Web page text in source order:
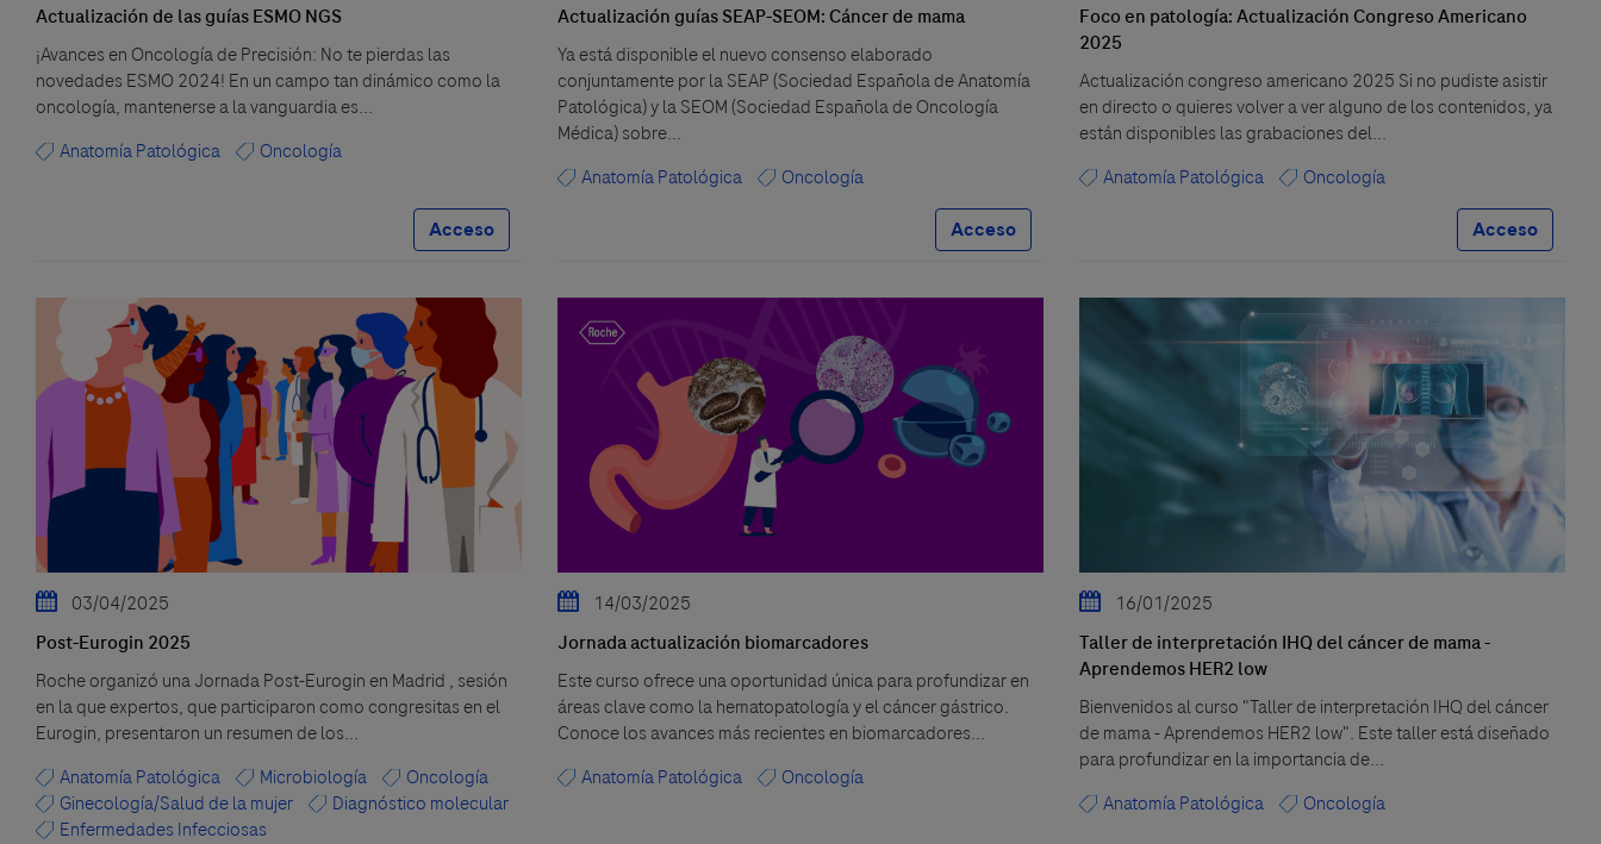
Actualización de las guías ESMO NGS
¡Avances en Oncología de Precisión: No te pierdas las
novedades ESMO 2024! En un campo tan dinámico como la
oncología, mantenerse a la vanguardia es...
Anatomía Patológica
Oncología
Acceso
Actualización guías SEAP-SEOM: Cáncer de mama
Ya está disponible el nuevo consenso elaborado
conjuntamente por la SEAP (Sociedad Española de Anatomía
Patológica) y la SEOM (Sociedad Española de Oncología
Médica) sobre...
Anatomía Patológica
Oncología
Acceso
Foco en patología: Actualización Congreso Americano
2025
Actualización congreso americano 2025 Si no pudiste asistir
en directo o quieres volver a ver alguno de los contenidos, ya
están disponibles las grabaciones del...
Anatomía Patológica
Oncología
Acceso
03/04/2025
Post-Eurogin 2025
Roche organizó una Jornada Post-Eurogin en Madrid , sesión
en la que expertos, que participaron como congresitas en el
Eurogin, presentaron un resumen de los...
Anatomía Patológica
Microbiología
Oncología
Ginecología/Salud de la mujer
Diagnóstico molecular
Enfermedades Infecciosas
14/03/2025
Jornada actualización biomarcadores
Este curso ofrece una oportunidad única para profundizar en
áreas clave como la hematopatología y el cáncer gástrico.
Conoce los avances más recientes en biomarcadores...
Anatomía Patológica
Oncología
16/01/2025
Taller de interpretación IHQ del cáncer de mama -
Aprendemos HER2 low
Bienvenidos al curso "Taller de interpretación IHQ del cáncer
de mama - Aprendemos HER2 low". Este taller está diseñado
para profundizar en la importancia de...
Anatomía Patológica
Oncología